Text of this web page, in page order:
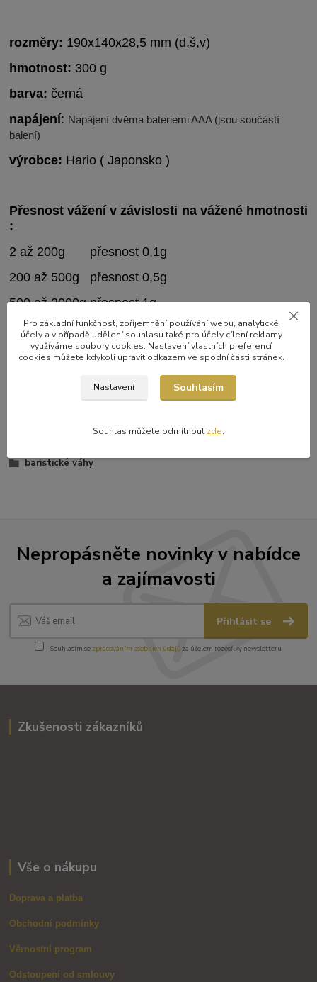
rozměry: 190x140x28,5 mm (d,š,v)
hmotnost: 300 g
barva:černá
napájení: Napájení dvěma bateriemi AAA (jsou součástí
balení)
výrobce: Hario ( Japonsko )
Přesnost vážení v závislosti na vážené hmotnosti
:
2 až 200g přesnost 0,1g
200 až 500g přesnost 0,5g
500 až 2000g přesnost 1g
Maximální váha je 2000g a čas 99.59
baristické váhy
Nepropásněte novinky v nabídce
a zajímavosti
Přihlásit se
Souhlasím se zpracováním osobních údajůza účelem rozesílky newsletteru.
Zkušenosti zákazníků
Vše o nákupu
Doprava a platba
Obchodní podmínky
Věrnostní program
Odstoupení od smlouvy
Pro základní funkčnost, zpříjemnění používání webu, analytické
účely a v případě udělení souhlasu také pro účely cílení reklamy
využíváme soubory cookies. Nastavení vlastních preferencí
cookies můžete kdykoli upravit odkazem ve spodní části stránek.
Nastavení Souhlasím
Souhlas můžete odmítnout zde.